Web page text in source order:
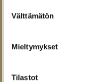
valinta
Välttämätön
Mieltymykset
Tilastot
29.06.2026
PALKO-hanke
toimenpiteitä